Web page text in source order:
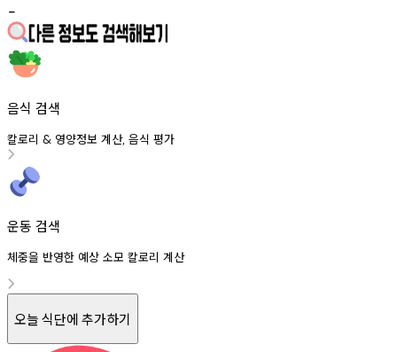
-
음식 검색
칼로리 & 영양정보 계산, 음식 평가
운동 검색
체중을 반영한 예상 소모 칼로리 계산
오늘 식단에 추가하기